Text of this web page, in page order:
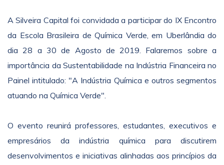
A Silveira Capital foi convidada a participar do IX Encontro
da Escola Brasileira de Química Verde, em Uberlândia do
dia 28 a 30 de Agosto de 2019. Falaremos sobre a
importância da Sustentabilidade na Indústria Financeira no
Painel intitulado: "A Indústria Química e outros segmentos
atuando na Química Verde".
O evento reunirá professores, estudantes, executivos e
empresários da indústria química para discutirem
desenvolvimentos e iniciativas alinhadas aos princípios da